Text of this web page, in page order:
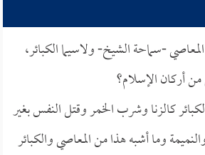
-سماحة الشيخ- ولاسيما الكبائر،
أركان الإسلام؟
كالزنا وشرب الخمر وقتل النفس بغير
وما أشبه هذا من المعاصي والكبائر